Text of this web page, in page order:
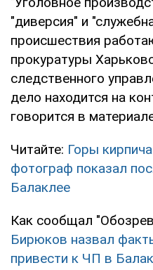
"диверсия" и
происшествия
прокуратуры
следственного
дело находится на
говорится в
Читайте: Горы
фотограф показал
Балаклее
Как сообщал
Бирюков назвал
привести к ЧП в